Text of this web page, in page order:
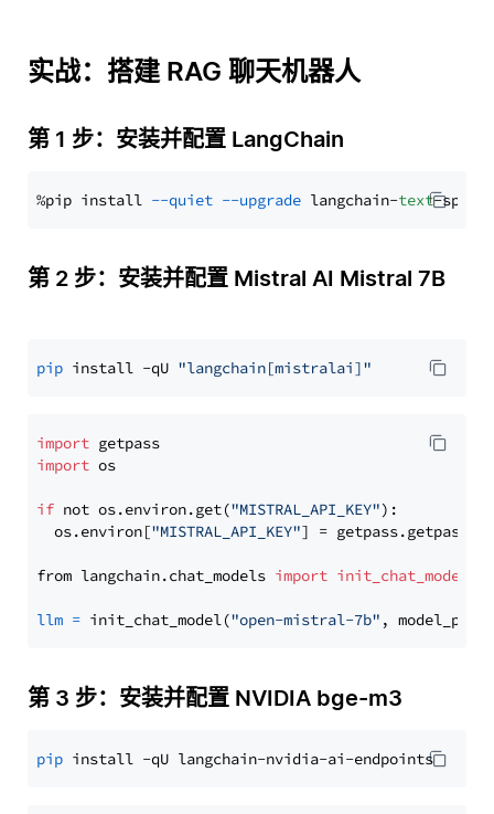
实战：搭建 RAG 聊天机器人
第 1 步：安装并配置 LangChain
%pip install --quiet --upgrade langchain-text
第 2 步：安装并配置 Mistral AI Mistral 7B
pip install -qU "langchain[mistralai]"
import
import os
if not os.environ.get("MISTRAL_API_KEY"):
  os.environ[
"MISTRAL_API_KEY"] = getpass.getpass(
from langchain.chat_models import init_chat_model
llm = init_chat_model("open-mistral-7b" ,
第 3 步：安装并配置 NVIDIA bge-m3
pip